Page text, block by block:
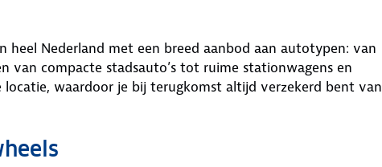
heel Nederland met een breed aanbod aan autotypen: van
van compacte stadsauto’s tot ruime stationwagens en
locatie, waardoor je bij terugkomst altijd verzekerd bent van